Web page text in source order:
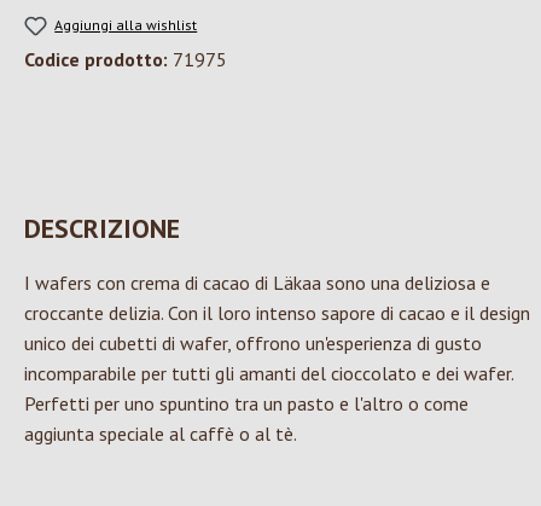
Aggiungi alla wishlist
Codice prodotto: 71975
DESCRIZIONE
I wafers con crema di cacao di Läkaa sono una deliziosa e
croccante delizia. Con il loro intenso sapore di cacao e il design
unico dei cubetti di wafer, offrono un'esperienza di gusto
incomparabile per tutti gli amanti del cioccolato e dei wafer.
Perfetti per uno spuntino tra un pasto e l'altro o come
aggiunta speciale al caffè o al tè.